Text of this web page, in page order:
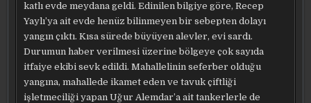
katlı evde meydana geldi. Edinilen bilgiye göre, Recep
Yaylı’ya ait evde henüz bilinmeyen bir sebepten dolayı
yangın çıktı. Kısa sürede büyüyen alevler, evi sardı.
Durumun haber verilmesi üzerine bölgeye çok sayıda
itfaiye ekibi sevk edildi. Mahallelinin seferber olduğu
yangına, mahallede ikamet eden ve tavuk çiftliği
işletmeciliği yapan Uğur Alemdar’a ait tankerlerle de